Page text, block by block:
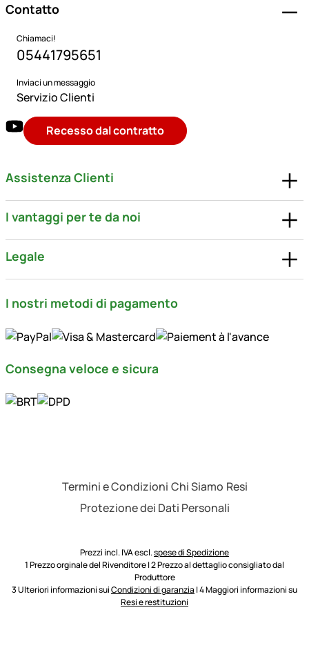
Contatto
Chiamaci!
05441795651
Inviaci un messaggio
Servizio Clienti
Recesso dal contratto
Assistenza Clienti
I vantaggi per te da noi
Legale
I nostri metodi di pagamento
Consegna veloce e sicura
Termini e Condizioni Chi Siamo Resi
Protezione dei Dati Personali
Prezzi incl. IVA escl.spese di Spedizione
1 Prezzo orginale del Rivenditore | 2 Prezzo al dettaglio consigliato dal
Produttore
3 Ulteriori informazioni suiCondizioni di garanzia | 4 Maggiori informazioni su
Resi e restituzioni